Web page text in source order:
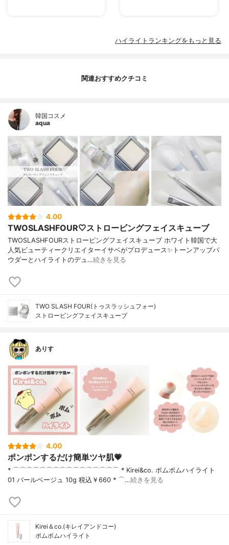
ハイライトランキングをもっと見る
関連おすすめクチコミ
韓国コスメ
aqua
4.00
TWOSLASHFOUR🤍ストロービングフェイスキューブ
TWOSLASHFOURストロービングフェイスキューブ ホワイト韓国で大
人気ビューティークリエイターイサベがプロデュース✨トーンアップパ
ウダーとハイライトのデュ…続きを見る
TWO SLASH FOUR(トゥスラッシュフォー)
ストロービングフェイスキューブ
ありす
4.00
ポンポンするだけ簡単ツヤ肌💗
* ⌒⌒⌒⌒⌒⌒⌒⌒⌒⌒⌒⌒⌒⌒⌒⌒ * Kirei&co. ポムポムハイライト
01 パールベージュ 10g 税込￥660 * ⌒…続きを見る
Kirei＆co.(キレイアンドコー)
ポムポムハイライト